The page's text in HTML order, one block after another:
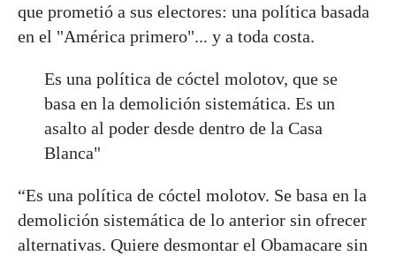
que prometió a sus electores: una política basada
en el "América primero"... y a toda costa.
Es una política de cóctel molotov, que se
basa en la demolición sistemática. Es un
asalto al poder desde dentro de la Casa
Blanca"
“Es una política de cóctel molotov. Se basa en la
demolición sistemática de lo anterior sin ofrecer
alternativas. Quiere desmontar el Obamacare sin